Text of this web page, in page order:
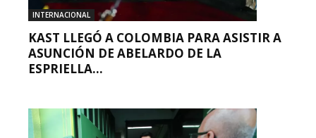
INTERNACIONAL
KAST LLEGÓ A COLOMBIA PARA ASISTIR A
ASUNCIÓN DE ABELARDO DE LA
ESPRIELLA...